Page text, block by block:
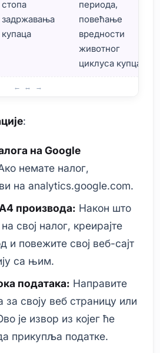
стопа
задржавања
купаца
периода,
повећање
вредности
животног
циклуса купца
:
на Google
немате налог,
на analytics.google.com.
производа: Након што
свој налог, креирајте
и повежите свој веб-сајт
са њим.
података: Направите
за своју веб страницу или
је извор из којег ће
прикупља податке.